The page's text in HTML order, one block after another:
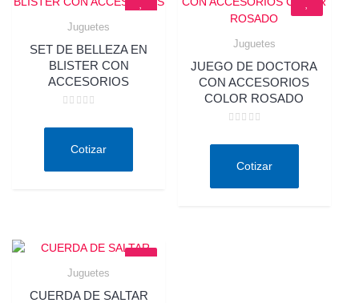
Juguetes
SET DE BELLEZA EN
BLISTER CON
ACCESORIOS
deCotizar
Juguetes
JUEGO DE DOCTORA
CON ACCESORIOS
COLOR ROSADO
deCotizar
Juguetes
CUERDA DE SALTAR